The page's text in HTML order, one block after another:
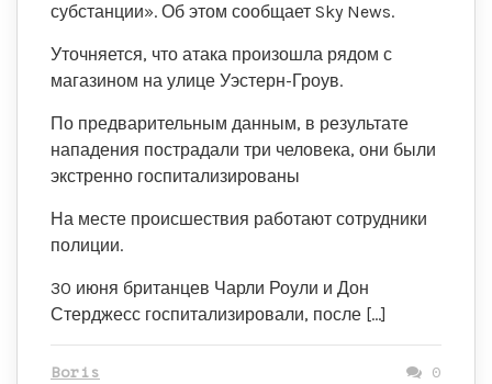
субстанции». Об этом сообщает Sky News.
Уточняется, что атака произошла рядом с
магазином на улице Уэстерн-Гроув.
По предварительным данным, в результате
нападения пострадали три человека, они были
экстренно госпитализированы
На месте происшествия работают сотрудники
полиции.
30 июня британцев Чарли Роули и Дон
Стерджесс госпитализировали, после […]
Boris 0